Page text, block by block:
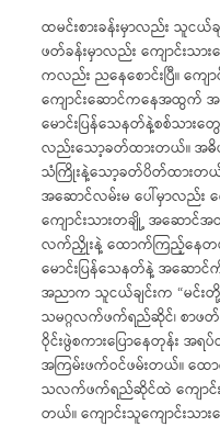
ထမင်းစားခန်းမှာလည်း သူငယ်
ဖတ်ခန်းမှာလည်း ကျောင်းသ
ကလည်း ညနေစောင်းပြီ။ ကျ
ကျောင်းဆောင်ကနေအထွက်
မောင်းပြန်သေနတ်နဲ့စစ်သား
လည်းသော့ခတ်ထားတယ်။ အဓိ
သံကြိုးနဲ့သော့ခတ်ပိတ်ထားတ
အဆောင်လမ်းမ ပေါ်မှာလည်း
ကျောင်းသားတချို့ အဆောင်
လက်ညှိုးနဲ့ ထောက်ကြည့်နေတယ်
မောင်းပြန်သေနတ်နဲ့ အဆော
အညာက သူငယ်ချင်းက “မင်းတို့
သမဂ္ဂလက်ဖက်ရည်ဆိုင်၊ စာဖတ်ခ
ဝိုင်းဖွဲစကားပြောနေတုန်း
အကြမ်းဖက်ဝင်ဖမ်းတယ်။ ထ
သလက်ဖက်ရည်ဆိုင်ထဲ ကျောင်
တယ်။ ကျောင်းသူကျောင်းသာ